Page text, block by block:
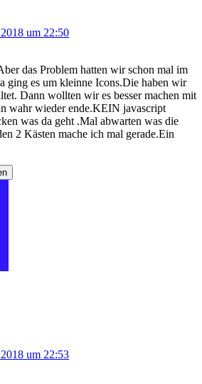
um 22:50
das Problem hatten wir schon mal im
ging es um kleinne Icons.Die haben wir
Dann wollten wir es besser machen mit
wahr wieder ende.KEIN javascript
was da geht .Mal abwarten was die
2 Kästen mache ich mal gerade.Ein
um 22:53